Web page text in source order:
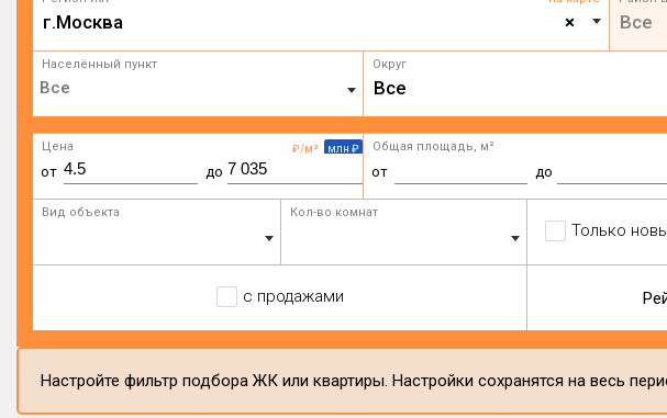
×
г.Москва Все
Населённый пункт Округ
Все
₽/м² млн ₽
Цена
от до
Общая площадь, м²
от до
Вид объекта Кол-во комнат
Только
с продажами
Настройте фильтр подбора ЖК или квартиры. Настройки сохранятся на весь